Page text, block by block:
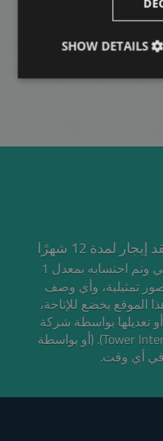
* تستند أسعار الإيجار إلى عقد إيجار لمدة 12 شهرًا
السعر باليورو تقريبي وتم احتسابه بمعدل 1
تمثيلية، وأي وصف
الموقع يخضع للإتاحة،
تعديلها بواسطة شركة
تاور إنترناشيونال (Tower International Kft). (أو بواسطة
أي وقت.
SHOW DETAILS